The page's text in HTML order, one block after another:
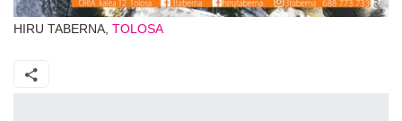
HIRU TABERNA, TOLOSA